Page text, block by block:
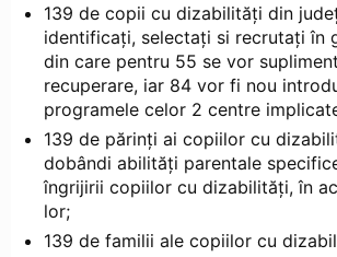
139 de copii cu dizabilități din
identificați, selectați si recrutați în
din care pentru 55 se vor
recuperare, iar 84 vor fi nou
programele celor 2 centre
139 de părinți ai copiilor cu
dobândi abilități parentale
îngrijirii copiilor cu dizabilități, în
lor;
139 de familii ale copiilor cu